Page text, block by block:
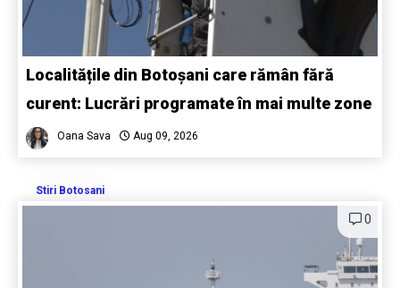
Localitățile din Botoșani care rămân fără
curent: Lucrări programate în mai multe zone
Oana Sava Aug 09, 2026
Stiri Botosani
0